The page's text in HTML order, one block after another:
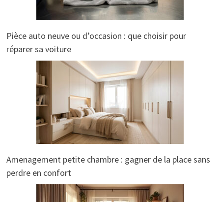
Pièce auto neuve ou d’occasion : que choisir pour
réparer sa voiture
Amenagement petite chambre : gagner de la place sans
perdre en confort